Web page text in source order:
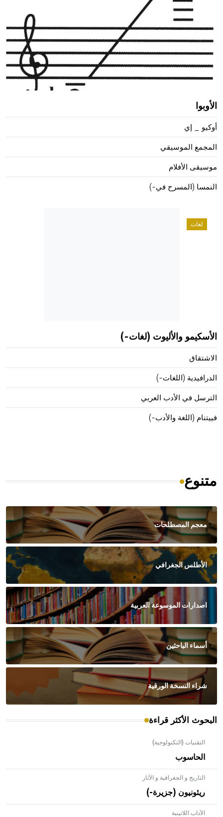
الأوبوا
أوكيو _ إي
المجمع الموسيقي
موسيقى الأفلام
النمسا (المسرح في-)
لغات
الأسكيمو والأليوت (لغات-)
الاشتقاق
الدرافيدية (اللغات-)
الترسل في الأدب العربي
فييتنام (اللغة والأدب-)
متنوع
معجم المصطلحات
الأطلس الجغرافي
اصدارات الموسوعة العربية
أسماء الباحثين
شراء النسخة الورقية
البحوث الأكثر قراءة
التقنيات (التكنولوجية)
الحاسوب
التاريخ و الجغرافية و الآثار
ريئونيون (جزيرة-)
الآداب اللاتينية
- هل تعلم أن الأبلق نوع من الفنون الهندسية التي ارتبطت
المعمار على بناء مداميكه وخاصة في الواجهات